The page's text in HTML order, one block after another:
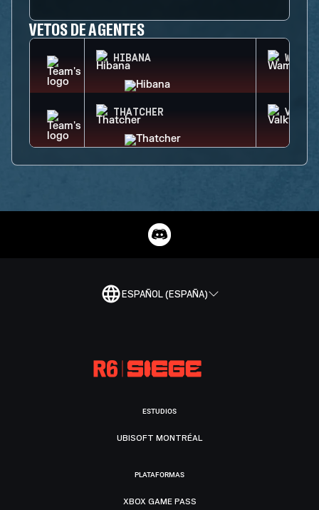
VETOS DE AGENTES
HIBANA WAMAI
THATCHER
ESPAÑOL (ESPAÑA)
ESTUDIOS
UBISOFT MONTRÉAL
PLATAFORMAS
XBOX GAME PASS